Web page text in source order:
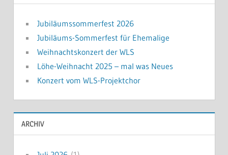
Jubiläumssommerfest 2026
Jubiläums-Sommerfest für Ehemalige
Weihnachtskonzert der WLS
Löhe-Weihnacht 2025 – mal was Neues
Konzert vom WLS-Projektchor
ARCHIV